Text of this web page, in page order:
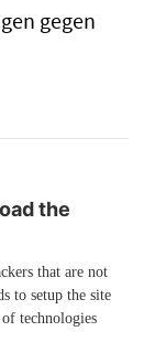
gegen
the
that are not
to setup the site
technologies